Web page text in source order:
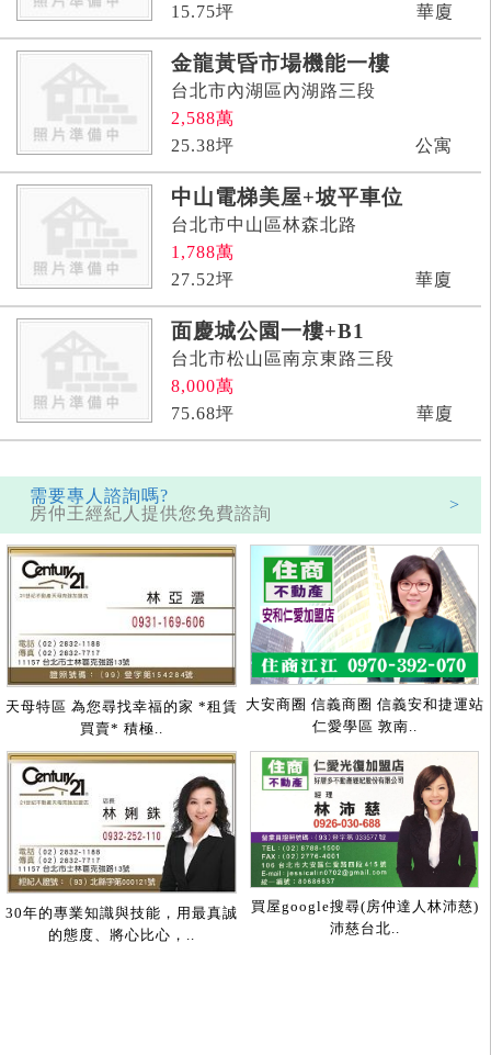
15.75坪 華廈
金龍黃昏市場機能一樓
台北市內湖區內湖路三段
2,588萬
25.38坪 公寓
中山電梯美屋+坡平車位
台北市中山區林森北路
1,788萬
27.52坪 華廈
面慶城公園一樓+B1
台北市松山區南京東路三段
8,000萬
75.68坪 華廈
需要專人諮詢嗎?
房仲王經紀人提供您免費諮詢
>
天母特區 為您尋找幸福的家 *租賃
買賣* 積極..
大安商圈 信義商圈 信義安和捷運站
仁愛學區 敦南..
30年的專業知識與技能，用最真誠
的態度、將心比心，..
買屋google搜尋(房仲達人林沛慈)
沛慈台北..